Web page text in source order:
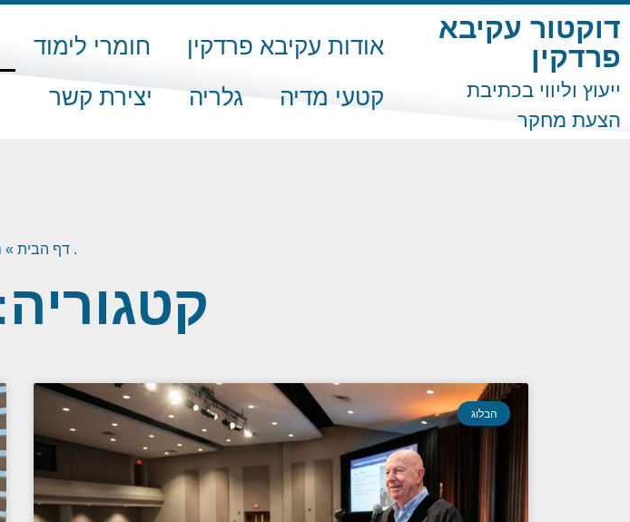
דוקטור עקיבא
פרדקין
ייעוץ וליווי בכתיבת
הצעת מחקר
אודות עקיבא פרדקין חומרי לימוד
קטעי מדיה
גלריה יצירת קשר
. דף הבית »
הבלוג